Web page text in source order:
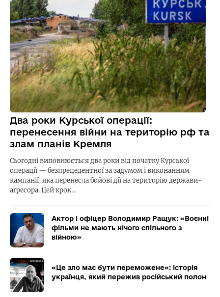
Два роки Курської операції:
перенесення війни на територію рф та
злам планів Кремля
Сьогодні виповнюється два роки від початку Курської
операції — безпрецедентної за задумом і виконанням
кампанії, яка перенесла бойові дії на територію держави-
агресора. Цей крок…
Актор і офіцер Володимир Ращук: «Воєнні
фільми не мають нічого спільного з
війною»
«Це зло має бути переможене»: історія
українця, який пережив російський полон